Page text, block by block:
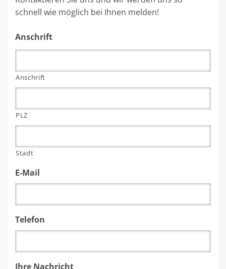
schnell wie möglich bei Ihnen melden!
Anschrift
Anschrift
PLZ
Stadt
E-Mail
Telefon
Ihre Nachricht